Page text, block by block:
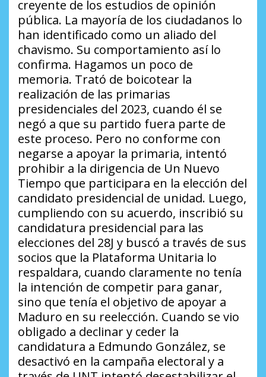
creyente de los estudios de opinión
pública. La mayoría de los ciudadanos lo
han identificado como un aliado del
chavismo. Su comportamiento así lo
confirma. Hagamos un poco de
memoria. Trató de boicotear la
realización de las primarias
presidenciales del 2023, cuando él se
negó a que su partido fuera parte de
este proceso. Pero no conforme con
negarse a apoyar la primaria, intentó
prohibir a la dirigencia de Un Nuevo
Tiempo que participara en la elección del
candidato presidencial de unidad. Luego,
cumpliendo con su acuerdo, inscribió su
candidatura presidencial para las
elecciones del 28J y buscó a través de sus
socios que la Plataforma Unitaria lo
respaldara, cuando claramente no tenía
la intención de competir para ganar,
sino que tenía el objetivo de apoyar a
Maduro en su reelección. Cuando se vio
obligado a declinar y ceder la
candidatura a Edmundo González, se
desactivó en la campaña electoral y a